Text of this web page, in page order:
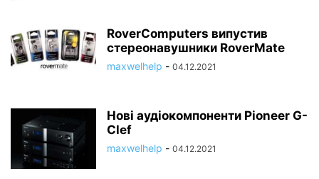
RoverComputers випустив
стереонавушники RoverMate
maxwelhelp - 04.12.2021
Нові аудіокомпоненти Pioneer G-
Clef
maxwelhelp - 04.12.2021